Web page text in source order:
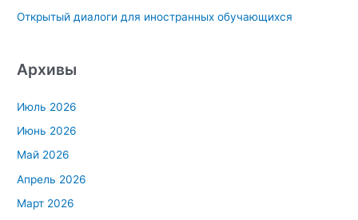
Открытый диалоги для иностранных обучающихся
Архивы
Июль 2026
Июнь 2026
Май 2026
Апрель 2026
Март 2026